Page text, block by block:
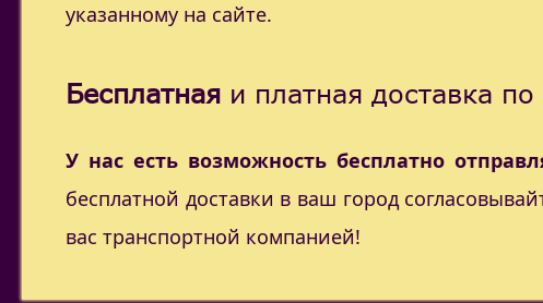
указанному на сайте.
Бесплатная и платная доставка
У нас есть возможность бесплатно
бесплатной доставки в ваш город
вас транспортной компанией!